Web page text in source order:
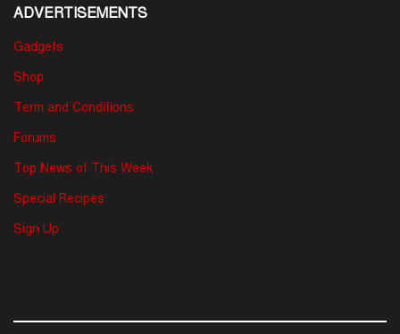
ADVERTISEMENTS
Gadgets
Shop
Term and Conditions
Forums
Top News of This Week
Special Recipes
Sign Up